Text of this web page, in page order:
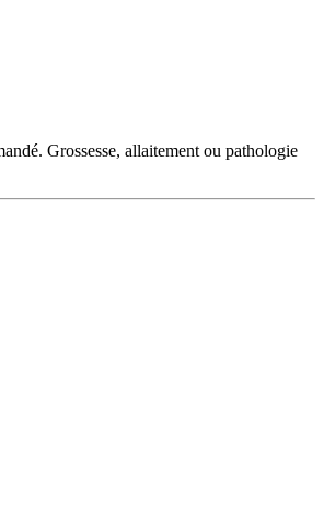
Grossesse, allaitement ou pathologie